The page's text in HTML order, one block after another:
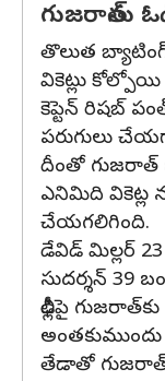
గుజరాత్‌ను
తొలుత బ్యాటింగ్
వికెట్లు కోల్పోయి
కెప్టెన్ రిషబ్
పరుగులు
దీంతో గుజరాత్
ఎనిమిది వికెట్ల
చేయగలిగింది.
డేవిడ్ మిల్లర్
సుదర్శన్ 39
ఢిల్లీపై
తేడాతో